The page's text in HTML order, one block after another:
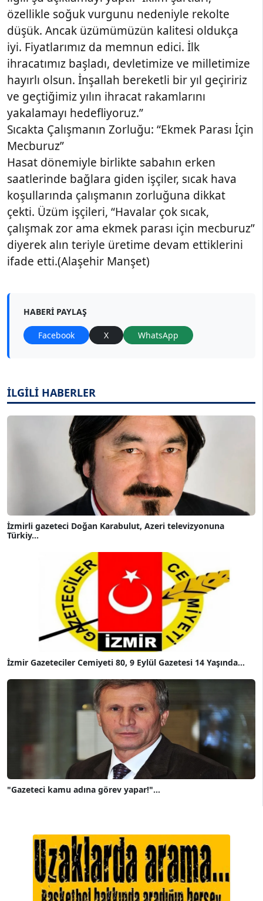
özellikle soğuk vurgunu nedeniyle rekolte
düşük. Ancak üzümümüzün kalitesi oldukça
iyi. Fiyatlarımız da memnun edici. İlk
ihracatımız başladı, devletimize ve milletimize
hayırlı olsun. İnşallah bereketli bir yıl geçiririz
ve geçtiğimiz yılın ihracat rakamlarını
yakalamayı hedefliyoruz.”
Sıcakta Çalışmanın Zorluğu: “Ekmek Parası İçin
Mecburuz”
Hasat dönemiyle birlikte sabahın erken
saatlerinde bağlara giden işçiler, sıcak hava
koşullarında çalışmanın zorluğuna dikkat
çekti. Üzüm işçileri, “Havalar çok sıcak,
çalışmak zor ama ekmek parası için mecburuz”
diyerek alın teriyle üretime devam ettiklerini
ifade etti.(Alaşehir Manşet)
HABERI PAYLAŞ
Facebook X WhatsApp
İLGİLİ HABERLER
İzmirli gazeteci Doğan Karabulut, Azeri televizyonuna
Türkiy...
İzmir Gazeteciler Cemiyeti 80, 9 Eylül Gazetesi 14 Yaşında...
"Gazeteci kamu adına görev yapar!"...